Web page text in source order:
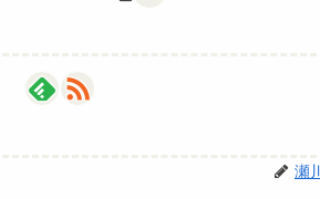
瀬川